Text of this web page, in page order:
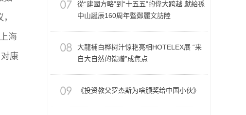
海
康
從“建國方略”到“十五五”的偉大跨越 獻給孫
中山誕辰160周年暨鄭麗文訪陸
大龍補白桦树汁惊艳亮相HOTELEX展 “来
自大自然的馈赠”成焦点
《投资教父罗杰斯为啥颁奖给中国小伙》